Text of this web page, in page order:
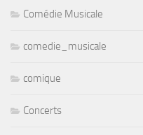
Comédie Musicale
comedie_musicale
comique
Concerts